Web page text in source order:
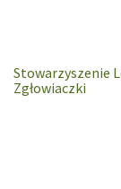
Stowarzyszenie
Zgłowiaczki